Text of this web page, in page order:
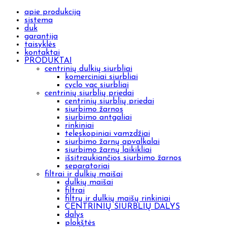
apie produkciją
sistema
duk
garantija
taisyklės
kontaktai
PRODUKTAI
centrinių dulkių siurbliai
komerciniai siurbliai
cyclo vac siurbliai
centrinių siurblių priedai
centrinių siurblių priedai
siurbimo žarnos
siurbimo antgaliai
rinkiniai
teleskopiniai vamzdžiai
siurbimo žarnų apvalkalai
siurbimo žarnų laikikliai
išsitraukiančios siurbimo žarnos
separatoriai
filtrai ir dulkių maišai
dulkių maišai
filtrai
filtrų ir dulkių maišų rinkiniai
CENTRINIŲ SIURBLIŲ DALYS
dalys
plokštės